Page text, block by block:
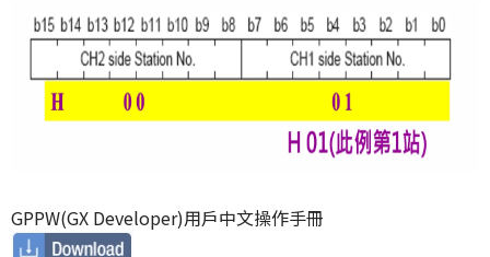
GPPW(GX Developer)用戶中文操作手冊